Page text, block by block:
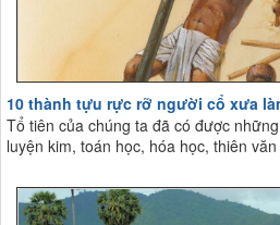
10 thành tựu rực rỡ người cổ xưa
Tổ tiên của chúng ta đã có được
luyện kim, toán học, hóa học, thiên